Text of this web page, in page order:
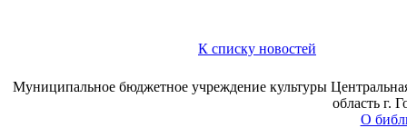
К списку новостей
Муниципальное бюджетное учреждение культуры
область г.
О